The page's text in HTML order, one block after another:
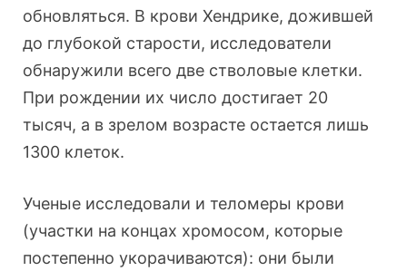
обновляться. В крови Хендрике, дожившей
до глубокой старости, исследователи
обнаружили всего две стволовые клетки.
При рождении их число достигает 20
тысяч, а в зрелом возрасте остается лишь
1300 клеток.
Ученые исследовали и теломеры крови
(участки на концах хромосом, которые
постепенно укорачиваются): они были